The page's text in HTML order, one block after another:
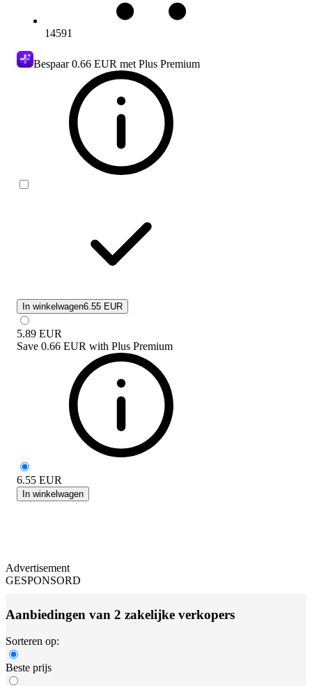
14591
Bespaar0.66 EUR met Plus Premium
In winkelwagen6.55 EUR
5.89 EUR
Save 0.66 EUR with Plus Premium
6.55 EUR
In winkelwagen
Advertisement
GESPONSORD
Aanbiedingen van 2 zakelijke verkopers
Sorteren op:
Beste prijs